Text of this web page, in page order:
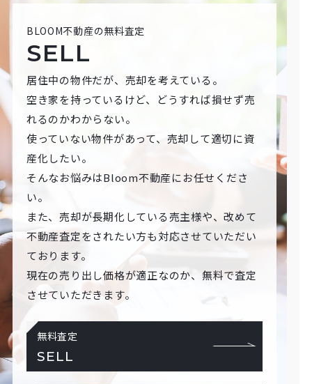
BLOOM不動産の無料査定
SELL
居住中の物件だが、売却を考えている。
空き家を持っているけど、どうすれば損せず売
れるのかわからない。
使っていない物件があって、売却して適切に資
産化したい。
そんなお悩みはBloom不動産にお任せくださ
い。
また、売却が長期化している売主様や、改めて
不動産査定をされたい方も対応させていただい
ております。
現在の売り出し価格が適正なのか、無料で査定
させていただきます。
無料査定
SELL